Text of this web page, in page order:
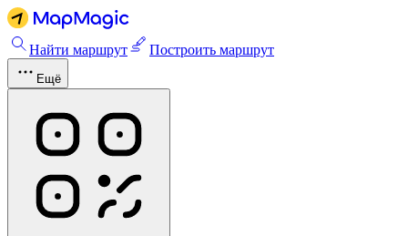
Найти маршрут Построить маршрут
Ещё